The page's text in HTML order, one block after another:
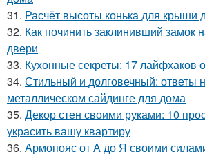
31. Расчёт высоты конька для крыши
32. Как починить заклинивший замок
двери
33. Кухонные секреты: 17 лайфхаков
34. Стильный и долговечный: ответы
металлическом сайдинге для дома
35. Декор стен своими руками: 10
украсить вашу квартиру
36. Армопояс от А до Я своими